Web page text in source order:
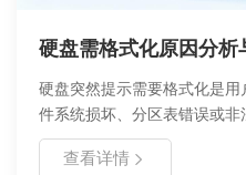
硬盘需格式化原因分析
硬盘突然提示需要格式化是
件系统损坏、分区表错误或非
致该现象的核心原因，提供了
程。在遇到此类提示时，切
查看详情